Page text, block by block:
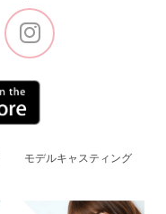
モデルキャスティング